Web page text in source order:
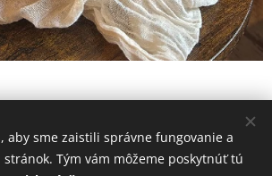
Všetky práva vyhradené
aby sme zaistili správne fungovanie a
Tým vám môžeme poskytnúť tú